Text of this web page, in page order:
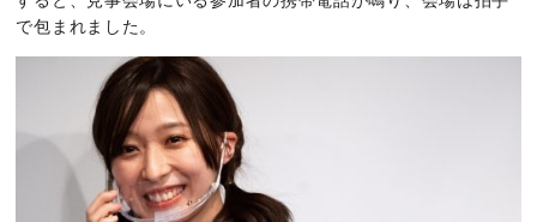
で包まれました。